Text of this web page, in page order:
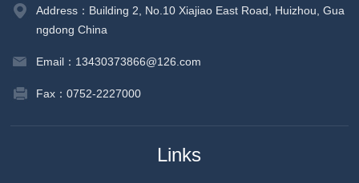
Address：Building 2, No.10 Xiajiao East Road, Huizhou, Gua
ngdong China
Email：13430373866@126.com
Fax：0752-2227000
Links